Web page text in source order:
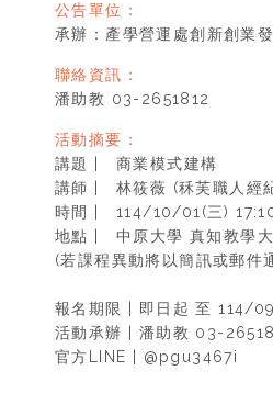
公告單位：
承辦：產學營運處創新創業
聯絡資訊：
潘助教 03-2651812
活動摘要：
講題 | 商業模式建構
講師 | 林筱薇 (秝芙職人經
時間 | 114/10/01(三)
地點 | 中原大學 真知教學
(若課程異動將以簡訊或郵件
報名期限 | 即日起 至 114/
活動承辦 | 潘助教 03-
官方LINE | @pgu3467i